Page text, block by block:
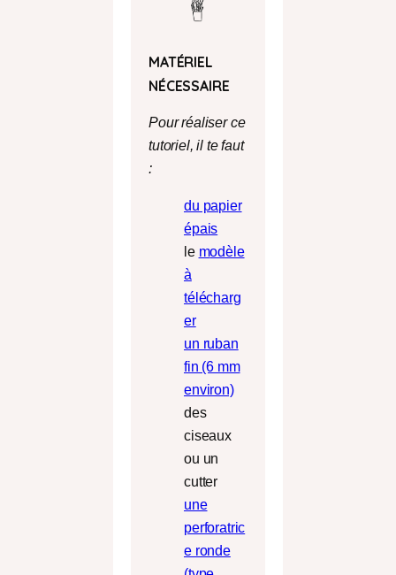
MATÉRIEL
NÉCESSAIRE
Pour réaliser ce
tutoriel, il te faut
:
du papier
épais
le modèle
à
télécharg
er
un ruban
fin (6 mm
environ)
des
ciseaux
ou un
cutter
une
perforatric
e ronde